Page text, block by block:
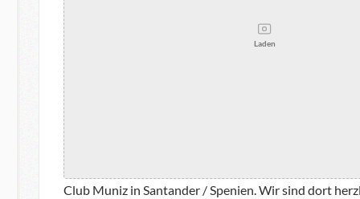
Laden
Club Muniz in Santander / Spenien. Wir sind dort